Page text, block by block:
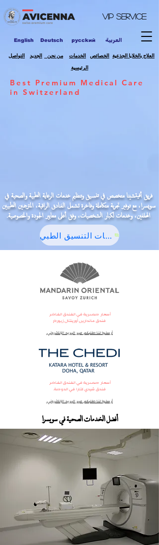
العربية English Deutsch pycckий
VIP Service
العلاج بالخلايا الجذعية الخصائص الخدمات من نحن الجديد
التواصل
الرئيسية
Best Premium Medical Care
in Switzerland
فريق أفيتشينا متخصص في تنسيق وتنظيم خدمات الرعاية الطبية والصحية في
سويسرا، مع توفير تجربة متكاملة وفاخرة تشمل الفنادق الراقية، المترجمين الطبيين
المحلفين، وخدمات لكبار الشخصيات، وفق أعلى معايير الجودة والخصوصية.
باقات التنسيق الطبي
أسعار حصرية في الفندق الفاخر
فندق ماندارين أورينتال زيورخ
أرسلوا لنا طلبكم عبر البريد الإلكتروني.
أسعار حصرية في الفندق الفاخر
فندق شيدي كتارا في الدوحة.
أرسلوا لنا طلبكم عبر البريد الإلكتروني.
أفضل الخدماتالصحيةفي سويسرا